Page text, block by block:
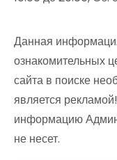
Данная
ознакомительных
сайта в поиске
является
информацию
не несет.